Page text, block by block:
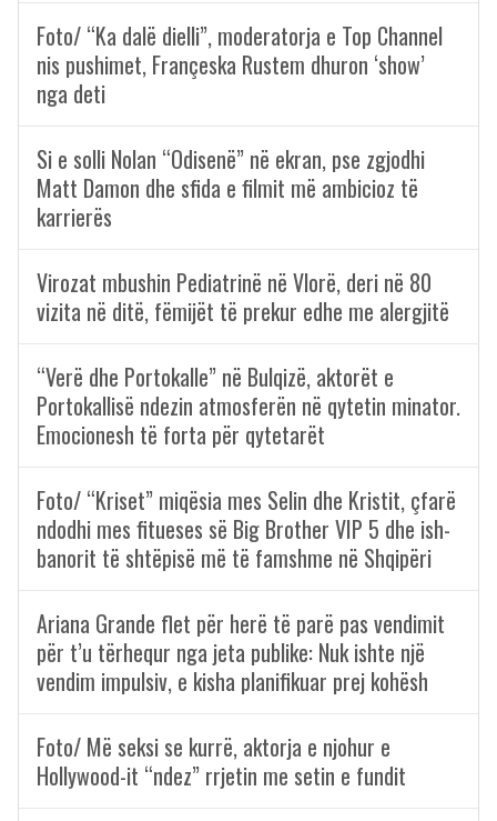
Foto/ “Ka dalë dielli”, moderatorja e Top Channel
nis pushimet, Françeska Rustem dhuron ‘show’
nga deti
Si e solli Nolan “Odisenë” në ekran, pse zgjodhi
Matt Damon dhe sfida e filmit më ambicioz të
karrierës
Virozat mbushin Pediatrinë në Vlorë, deri në 80
vizita në ditë, fëmijët të prekur edhe me alergjitë
“Verë dhe Portokalle” në Bulqizë, aktorët e
Portokallisë ndezin atmosferën në qytetin minator.
Emocionesh të forta për qytetarët
Foto/ “Kriset” miqësia mes Selin dhe Kristit, çfarë
ndodhi mes fitueses së Big Brother VIP 5 dhe ish-
banorit të shtëpisë më të famshme në Shqipëri
Ariana Grande flet për herë të parë pas vendimit
për t’u tërhequr nga jeta publike: Nuk ishte një
vendim impulsiv, e kisha planifikuar prej kohësh
Foto/ Më seksi se kurrë, aktorja e njohur e
Hollywood-it “ndez” rrjetin me setin e fundit